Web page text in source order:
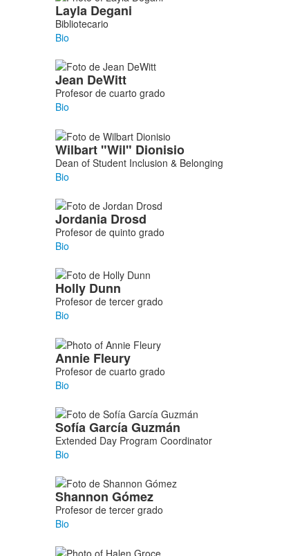
Layla Degani
Bibliotecario
Bio
Jean DeWitt
Profesor de cuarto grado
Bio
Wilbart "Wil" Dionisio
Dean of Student Inclusion & Belonging
Bio
Jordania Drosd
Profesor de quinto grado
Bio
Holly Dunn
Profesor de tercer grado
Bio
Annie Fleury
Profesor de cuarto grado
Bio
SofíaGarcía Guzmán
Extended Day Program Coordinator
Bio
Shannon Gómez
Profesor de tercer grado
Bio